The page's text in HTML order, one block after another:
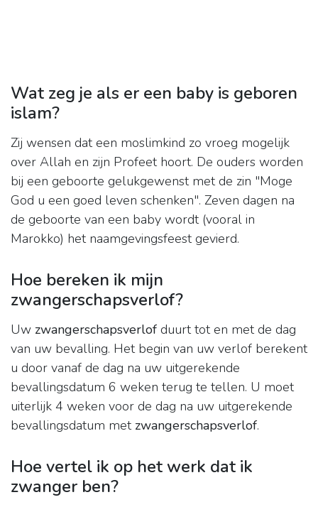
Wat zeg je als er een baby is geboren
islam?
Zij wensen dat een moslimkind zo vroeg mogelijk
over Allah en zijn Profeet hoort. De ouders worden
bij een geboorte gelukgewenst met de zin "Moge
God u een goed leven schenken". Zeven dagen na
de geboorte van een baby wordt (vooral in
Marokko) het naamgevingsfeest gevierd.
Hoe bereken ik mijn
zwangerschapsverlof?
Uw zwangerschapsverlof duurt tot en met de dag
van uw bevalling. Het begin van uw verlof berekent
u door vanaf de dag na uw uitgerekende
bevallingsdatum 6 weken terug te tellen. U moet
uiterlijk 4 weken voor de dag na uw uitgerekende
bevallingsdatum met zwangerschapsverlof.
Hoe vertel ik op het werk dat ik
zwanger ben?